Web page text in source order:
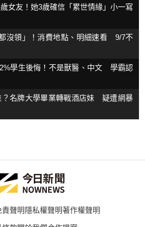
女友！她3歲確信「累世情緣」小一寫
沒領」！消費地點、明細速看 9/7不
學生後悔！不是獸醫、中文 學霸認
？名牌大學畢業轉戰酒店妹 疑遭網暴
責聲明隱私權聲明著作權聲明